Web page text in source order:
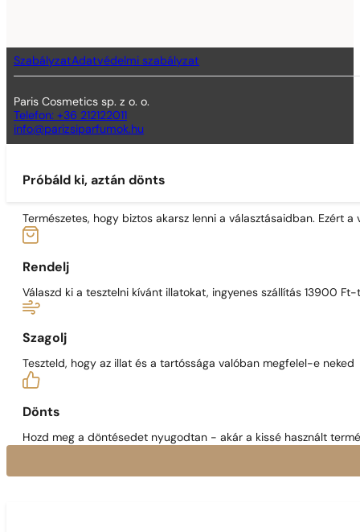
SzabályzatAdatvédelmi szabályzat
Paris Cosmetics sp. z o. o.
Telefon: +36 212122011
info@parizsiparfumok.hu
Próbáld ki, aztán dönts
Természetes, hogy biztos akarsz lenni a választásaidban. Ezért
Rendelj
Válaszd ki a tesztelni kívánt illatokat, ingyenes szállítás 13900 Ft-
Szagolj
Teszteld, hogy az illat és a tartóssága valóban megfelel-e neked
Dönts
Hozd meg a döntésedet nyugodtan - akár a kissé használt